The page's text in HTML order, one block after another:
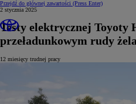
Przejdź do głównej zawartości (Press Enter)
2 stycznia 2025
Testy elektrycznej Toyoty
przeładunkowym rudy
12 miesięcy trudnej pracy